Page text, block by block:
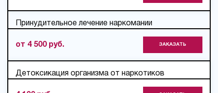
Принудительное лечение наркомании
от 4 500 руб. ЗАКАЗАТЬ
Детоксикация организма от наркотиков